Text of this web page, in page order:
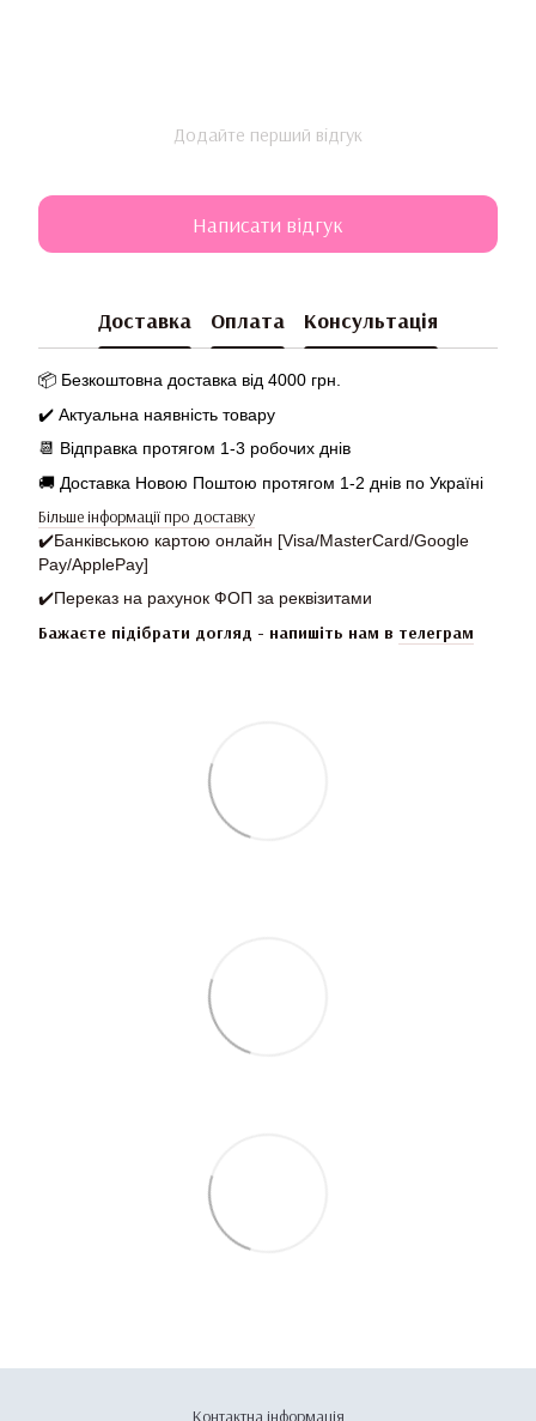
Додайте перший відгук
Написати відгук
Доставка Оплата Консультація
📦 Безкоштовна доставка від 4000 грн.
✔️ Актуальна наявність товару
📆 Відправка протягом 1-3 робочих днів
🚚 Доставка Новою Поштою протягом 1-2 днів по Україні
Більше інформації про доставку
✔️Банківською картою онлайн [Visa/MasterCard/Google
Pay/ApplePay]
✔️Переказ на рахунок ФОП за реквізитами
Бажаєте підібрати догляд - напишіть нам в телеграм
Контактна інформація